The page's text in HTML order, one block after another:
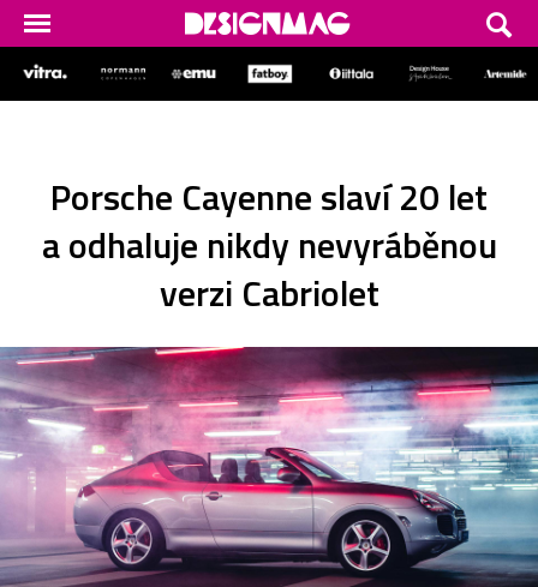
Porsche Cayenne slaví 20 let
a odhaluje nikdy nevyráběnou
verzi Cabriolet